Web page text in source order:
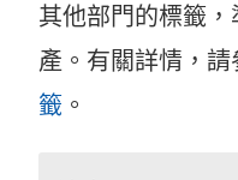
其他部門的標籤
產。有關詳情，請
籤 。